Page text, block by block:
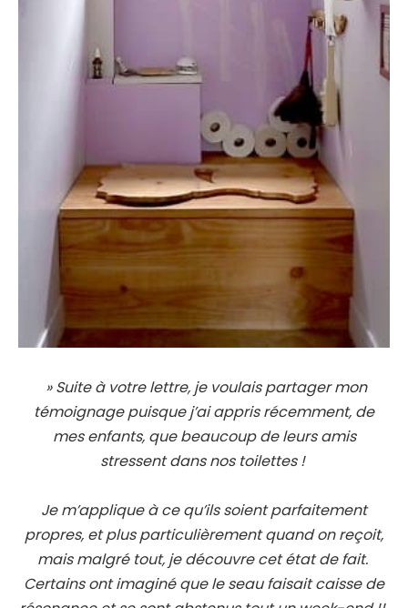
» Suite à votre lettre, je voulais partager mon
témoignage puisque j’ai appris récemment, de
mes enfants, que beaucoup de leurs amis
stressent dans nos toilettes !
Je m’applique à ce qu’ils soient parfaitement
propres, et plus particulièrement quand on reçoit,
mais malgré tout, je découvre cet état de fait.
Certains ont imaginé que le seau faisait caisse de